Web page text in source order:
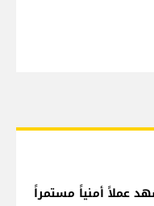
عملاً أمنياً مستمراً